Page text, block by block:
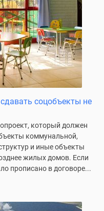
соцобъекты не
который должен
коммунальной,
и иные объекты
жилых домов. Если
прописано в договоре...